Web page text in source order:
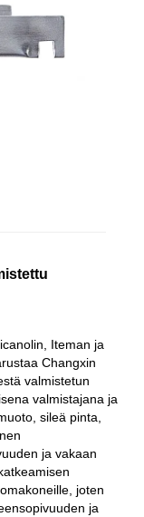
Iteman ja
Changxin
valmistetun
valmistajana ja
sileä pinta,
ja vakaan
joten
ja